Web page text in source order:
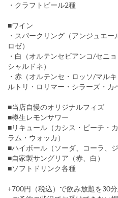
・クラフトビール2種
■ワイン
・スパークリング（アンジュエ
ロゼ）
・白（オルテンセビアンコ/セニ
シャルドネ）
・赤（オルテンセ・ロッソ/マル
ルトリ・ロリマー・シラーズ・カ
■当店自慢のオリジナルフィズ
■樽生レモンサワー
■リキュール（カシス・ピーチ・
ラム・ウォッカ）
■ハイボール（ソーダ、コーラ、ジ
■自家製サングリア（赤、白）
■ソフトドリンク各種
+700円（税込）で飲み放題を30